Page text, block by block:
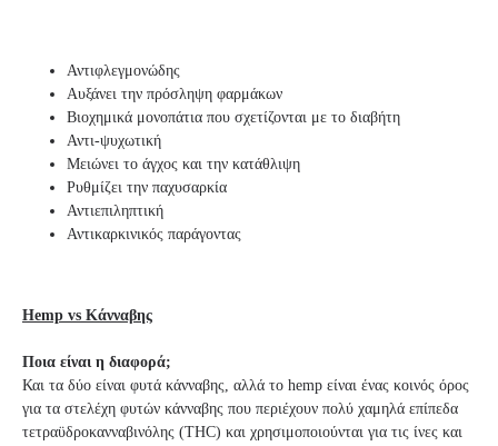
Αντιφλεγμονώδης
Αυξάνει την πρόσληψη φαρμάκων
Βιοχημικά μονοπάτια που σχετίζονται με το διαβήτη
Αντι-ψυχωτική
Μειώνει το άγχος και την κατάθλιψη
Ρυθμίζει την παχυσαρκία
Αντιεπιληπτική
Αντικαρκινικός παράγοντας
Hemp vs Κάνναβης
Ποια είναι η διαφορά;
Και τα δύο είναι φυτά κάνναβης, αλλά το hemp είναι ένας κοινός όρος
για τα στελέχη φυτών κάνναβης που περιέχουν πολύ χαμηλά επίπεδα
τετραϋδροκανναβινόλης (THC) και χρησιμοποιούνται για τις ίνες και